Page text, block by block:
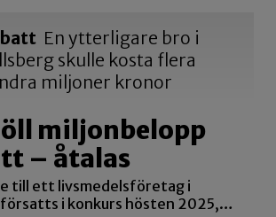
En ytterligare bro i
skulle kosta flera
miljoner kronor
miljonbelopp
– åtalas
till ett livsmedelsföretag i
försatts i konkurs hösten 2025,…